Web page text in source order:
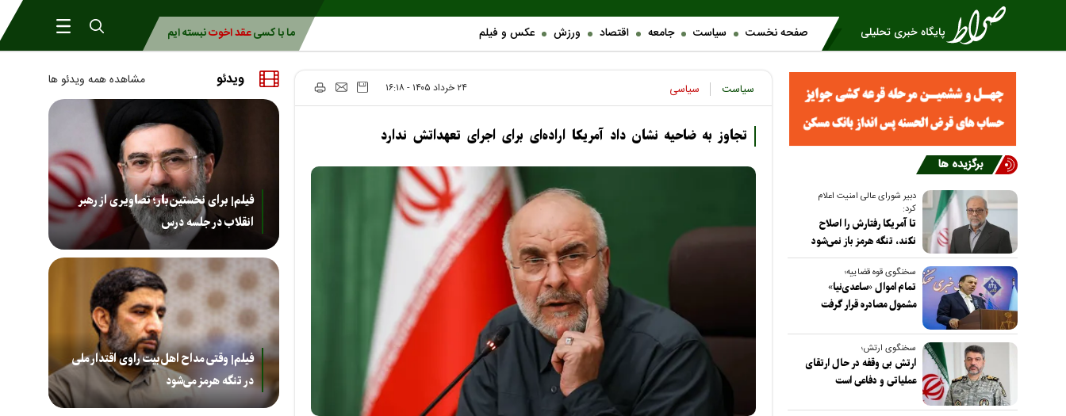
صفحه نخست سیاست جامعه اقتصاد ورزش عکس و فیلم ما با کسیعقد اخوتنبسته ایم
سیاست سیاسی ۲۴ خرداد ۱۴۰۵ - ۱۶:۱۸
تجاوز به ضاحیه نشان داد آمریکا اراده‌ای برای اجرای تعهداتش ندارد
برگزیده ها
دبیر شورای عالی امنیت اعلام
کرد:
تا آمریکا رفتارش را اصلاح
نکند، تنگه هرمز باز نمی‌شود
سخنگوی قوه قضاییه؛
تمام اموال «ساعدی‌نیا»
مشمول مصادره قرار گرفت
سخنگوی ارتش؛
ارتش بی وقفه در حال ارتقای
عملیاتی و دفاعی است
ویدئو مشاهده همه ویدئو ها
فیلم| برای نخستین‌بار؛ تصاویری از رهبر
انقلاب در جلسه درس
فیلم| وقتی مداح اهل‌بیت راوی اقتدار ملی
در تنگه هرمز می‌شود